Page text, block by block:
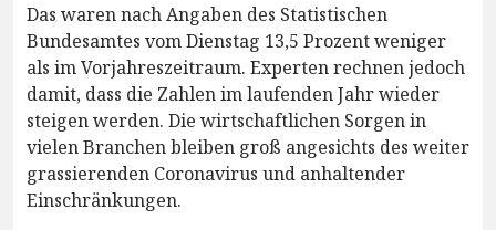
Das waren nach Angaben des Statistischen
Bundesamtes vom Dienstag 13,5 Prozent weniger
als im Vorjahreszeitraum. Experten rechnen jedoch
damit, dass die Zahlen im laufenden Jahr wieder
steigen werden. Die wirtschaftlichen Sorgen in
vielen Branchen bleiben groß angesichts des weiter
grassierenden Coronavirus und anhaltender
Einschränkungen.